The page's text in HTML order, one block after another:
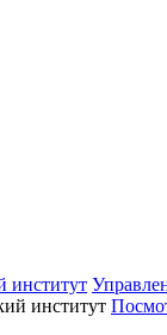
институт